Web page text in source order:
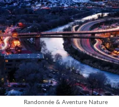
Randonnée & Aventure Nature